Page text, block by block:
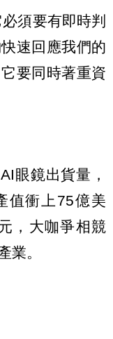
須要有即時判
速回應我們的
要同時著重資
眼鏡出貨量，
值衝上75億美
，大咖爭相競
業。